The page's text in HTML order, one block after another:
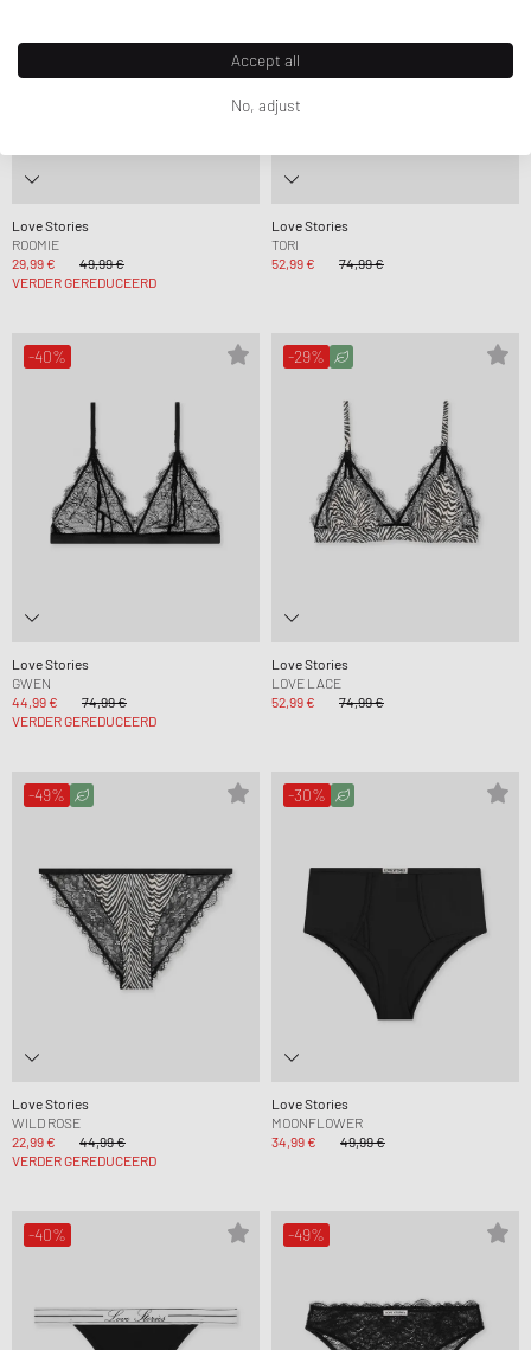
Love Stories
ROOMIE
29,99 €
49,99 €
VERDER GEREDUCEERD
Love Stories
TORI
52,99 €
74,99 €
-40%
Love Stories
GWEN
44,99 €
74,99 €
VERDER GEREDUCEERD
-29%
Love Stories
LOVE LACE
52,99 €
74,99 €
-49%
Love Stories
WILD ROSE
22,99 €
44,99 €
VERDER GEREDUCEERD
-30%
Love Stories
MOONFLOWER
34,99 €
49,99 €
-40% -49%
Accept all
No, adjust